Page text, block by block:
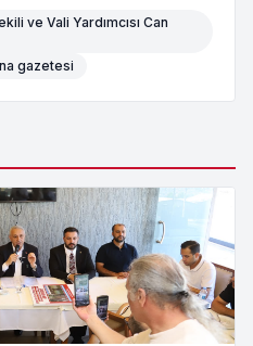
ve Vali Yardımcısı Can
gazetesi